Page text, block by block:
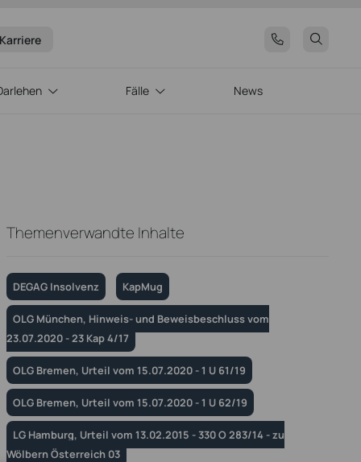
Fälle News
Themenverwandte Inhalte
DEGAG Insolvenz KapMug
OLG München, Hinweis- und Beweisbeschluss vom
23.07.2020 - 23 Kap 4/17
OLG Bremen, Urteil vom 15.07.2020 - 1 U 61/19
OLG Bremen, Urteil vom 15.07.2020 - 1 U 62/19
LG Hamburg, Urteil vom 13.02.2015 - 330 O 283/14 - zu
Wölbern Österreich 03